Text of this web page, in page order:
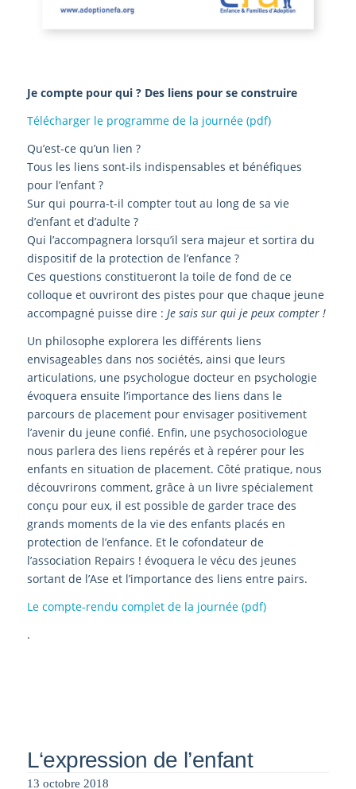
Je compte pour qui ? Des liens pour se construire
Télécharger le programme de la journée (pdf)
Qu’est-ce qu’un lien ?
Tous les liens sont-ils indispensables et bénéfiques
pour l’enfant ?
Sur qui pourra-t-il compter tout au long de sa vie
d’enfant et d’adulte ?
Qui l’accompagnera lorsqu’il sera majeur et sortira du
dispositif de la protection de l’enfance ?
Ces questions constitueront la toile de fond de ce
colloque et ouvriront des pistes pour que chaque jeune
accompagné puisse dire : Je sais sur qui je peux compter !
Un philosophe explorera les différents liens
envisageables dans nos sociétés, ainsi que leurs
articulations, une psychologue docteur en psychologie
évoquera ensuite l’importance des liens dans le
parcours de placement pour envisager positivement
l’avenir du jeune confié. Enfin, une psychosociologue
nous parlera des liens repérés et à repérer pour les
enfants en situation de placement. Côté pratique, nous
découvrirons comment, grâce à un livre spécialement
conçu pour eux, il est possible de garder trace des
grands moments de la vie des enfants placés en
protection de l’enfance. Et le cofondateur de
l’association Repairs ! évoquera le vécu des jeunes
sortant de l’Ase et l’importance des liens entre pairs.
Le compte-rendu complet de la journée (pdf)
.
L‘expression de l’enfant
13 octobre 2018